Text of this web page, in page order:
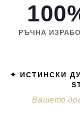
РЪЧНА
✦ ИСТИНСКИ
Вашето